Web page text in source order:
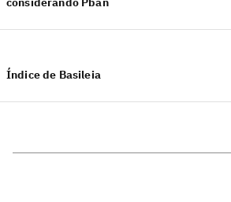
Índice de Basileia